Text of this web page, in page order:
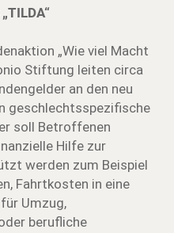
„Wie viel Macht
Stiftung leiten circa
an den neu
geschlechtsspezifische
soll Betroffenen
Hilfe zur
werden zum Beispiel
Fahrtkosten in eine
Umzug,
berufliche